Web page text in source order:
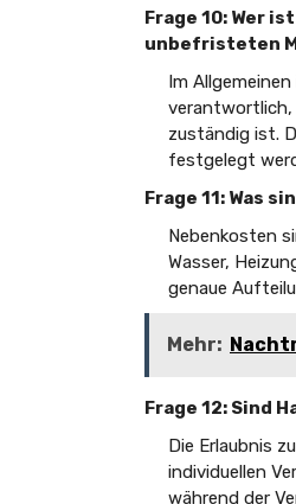
Frage 10: Wer
unbefristeten
Im
verantwortlich,
zuständig ist.
festgelegt
Frage 11: Was
Nebenkosten
Wasser,
genaue
Mehr:
Frage 12: Sind
Die Erlaubnis
individuellen
während der